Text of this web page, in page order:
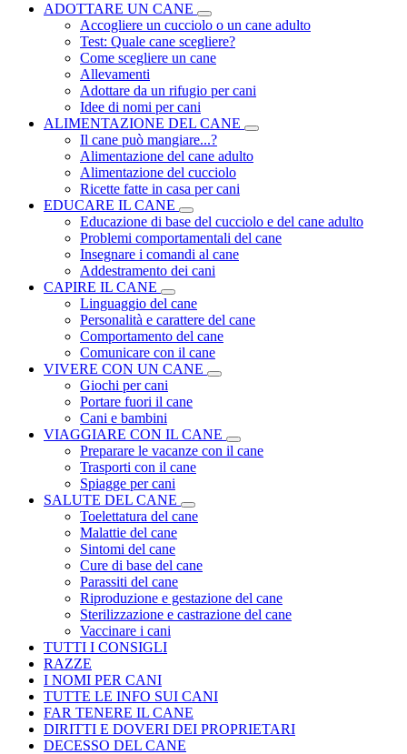
ADOTTARE UN CANE
Accogliere un cucciolo o un cane adulto
Test: Quale cane scegliere?
Come scegliere un cane
Allevamenti
Adottare da un rifugio per cani
Idee di nomi per cani
ALIMENTAZIONE DEL CANE
Il cane può mangiare...?
Alimentazione del cane adulto
Alimentazione del cucciolo
Ricette fatte in casa per cani
EDUCARE IL CANE
Educazione di base del cucciolo e del cane adulto
Problemi comportamentali del cane
Insegnare i comandi al cane
Addestramento dei cani
CAPIRE IL CANE
Linguaggio del cane
Personalità e carattere del cane
Comportamento del cane
Comunicare con il cane
VIVERE CON UN CANE
Giochi per cani
Portare fuori il cane
Cani e bambini
VIAGGIARE CON IL CANE
Preparare le vacanze con il cane
Trasporti con il cane
Spiagge per cani
SALUTE DEL CANE
Toelettatura del cane
Malattie del cane
Sintomi del cane
Cure di base del cane
Parassiti del cane
Riproduzione e gestazione del cane
Sterilizzazione e castrazione del cane
Vaccinare i cani
TUTTI I CONSIGLI
RAZZE
I NOMI PER CANI
TUTTE LE INFO SUI CANI
FAR TENERE IL CANE
DIRITTI E DOVERI DEI PROPRIETARI
DECESSO DEL CANE